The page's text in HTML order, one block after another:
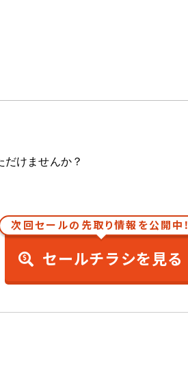
だけませんか？
次回セールの先取り情報を公開中！
セールチラシを見る